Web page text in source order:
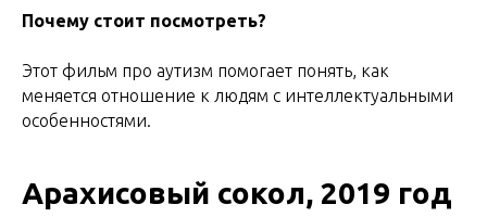
Почему стоит посмотреть?
Этот фильм про аутизм помогает понять, как
меняется отношение к людям с интеллектуальными
особенностями.
Арахисовый сокол, 2019 год